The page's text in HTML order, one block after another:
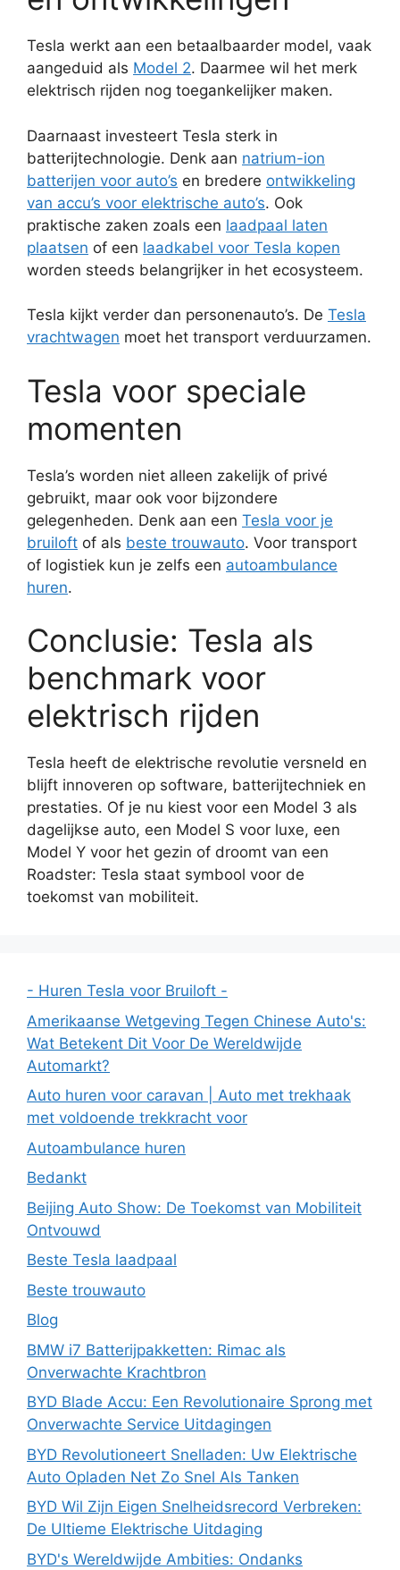
Tesla werkt aan een betaalbaarder model, vaak
aangeduid als Model 2. Daarmee wil het merk
elektrisch rijden nog toegankelijker maken.
Daarnaast investeert Tesla sterk in
batterijtechnologie. Denk aan natrium-ion
batterijen voor auto’s en bredere ontwikkeling
van accu’s voor elektrische auto’s. Ook
praktische zaken zoals een laadpaal laten
plaatsen of een laadkabel voor Tesla kopen
worden steeds belangrijker in het ecosysteem.
Tesla kijkt verder dan personenauto’s. De Tesla
vrachtwagen moet het transport verduurzamen.
Tesla voor speciale
momenten
Tesla’s worden niet alleen zakelijk of privé
gebruikt, maar ook voor bijzondere
gelegenheden. Denk aan een Tesla voor je
bruiloft of als beste trouwauto. Voor transport
of logistiek kun je zelfs een autoambulance
huren.
Conclusie: Tesla als
benchmark voor
elektrisch rijden
Tesla heeft de elektrische revolutie versneld en
blijft innoveren op software, batterijtechniek en
prestaties. Of je nu kiest voor een Model 3 als
dagelijkse auto, een Model S voor luxe, een
Model Y voor het gezin of droomt van een
Roadster: Tesla staat symbool voor de
toekomst van mobiliteit.
- Huren Tesla voor Bruiloft -
Amerikaanse Wetgeving Tegen Chinese Auto's:
Wat Betekent Dit Voor De Wereldwijde
Automarkt?
Auto huren voor caravan | Auto met trekhaak
met voldoende trekkracht voor
Autoambulance huren
Bedankt
Beijing Auto Show: De Toekomst van Mobiliteit
Ontvouwd
Beste Tesla laadpaal
Beste trouwauto
Blog
BMW i7 Batterijpakketten: Rimac als
Onverwachte Krachtbron
BYD Blade Accu: Een Revolutionaire Sprong met
Onverwachte Service Uitdagingen
BYD Revolutioneert Snelladen: Uw Elektrische
Auto Opladen Net Zo Snel Als Tanken
BYD Wil Zijn Eigen Snelheidsrecord Verbreken:
De Ultieme Elektrische Uitdaging
BYD's Wereldwijde Ambities: Ondanks